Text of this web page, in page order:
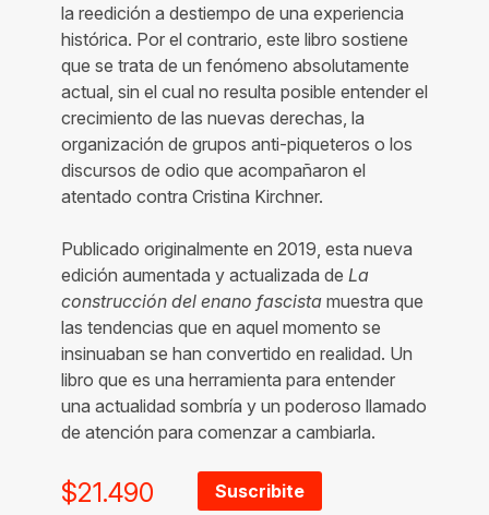
la reedición a destiempo de una experiencia
histórica. Por el contrario, este libro sostiene
que se trata de un fenómeno absolutamente
actual, sin el cual no resulta posible entender el
crecimiento de las nuevas derechas, la
organización de grupos anti-piqueteros o los
discursos de odio que acompañaron el
atentado contra Cristina Kirchner.
Publicado originalmente en 2019, esta nueva
edición aumentada y actualizada de La
construcción del enano fascista muestra que
las tendencias que en aquel momento se
insinuaban se han convertido en realidad. Un
libro que es una herramienta para entender
una actualidad sombría y un poderoso llamado
de atención para comenzar a cambiarla.
$21.490 Suscribite